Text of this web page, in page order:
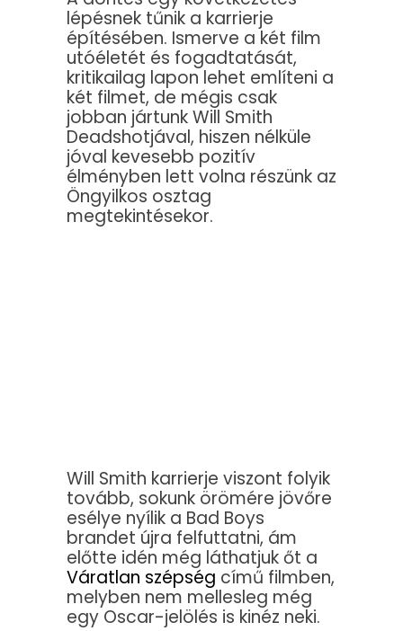
lépésnek tűnik a karrierje
építésében. Ismerve a két film
utóéletét és fogadtatását,
kritikailag lapon lehet említeni a
két filmet, de mégis csak
jobban jártunk Will Smith
Deadshotjával, hiszen nélküle
jóval kevesebb pozitív
élményben lett volna részünk az
Öngyilkos osztag
megtekintésekor.
Will Smith karrierje viszont folyik
tovább, sokunk örömére jövőre
esélye nyílik a Bad Boys
brandet újra felfuttatni, ám
előtte idén még láthatjuk őt a
Váratlan szépség című filmben,
melyben nem mellesleg még
egy Oscar-jelölés is kinéz neki.